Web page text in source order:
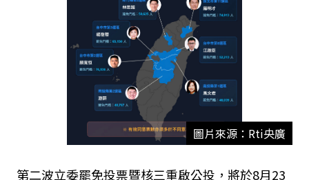
圖片來源：Rti央廣
第二波立委罷免投票暨核三重啟公投，將於8月23